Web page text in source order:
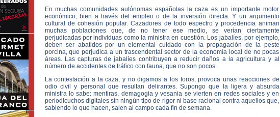
En muchas comunidades autónomas españolas la caza es un importante motor
económico, bien a través del empleo o de la inversión directa. Y un argumento
cultural de cohesión popular. Cazadores de todo espectro y procedencia animan
muchas poblaciones que, de no tener ese medio, se verían ciertamente
perjudicadas por individuas como la ministra en cuestión. Los jabalíes, por ejemplo,
deben ser abatidos por un elemental cuidado con la propagación de la peste
porcina, que perjudica a un trascendental sector de la economía local de no pocas
áreas. Las capturas de jabalíes contribuyen a reducir daños a la agricultura y al
número de accidentes de tráfico con fauna, que no son pocos.
La contestación a la caza, y no digamos a los toros, provoca unas reacciones de
odio civil y personal que resultan delirantes. Supongo que la ligera y absurda
ministra lo sabe: mentiras, demagogia y vesania se vierten en redes sociales y en
periodicuchos digitales sin ningún tipo de rigor ni base racional contra aquellos que,
sabiendo lo que hacen, salen al campo cada fin de semana.